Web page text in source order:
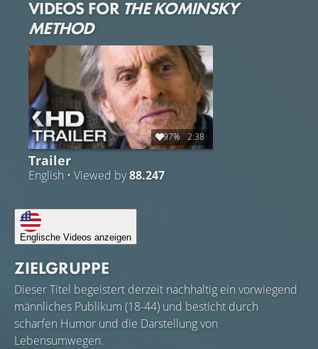
VIDEOS FOR THE KOMINSKY
METHOD
97% 2:38
Trailer
English • Viewed by88.247
Englische Videos anzeigen
ZIELGRUPPE
Dieser Titel begeistert derzeit nachhaltig ein vorwiegend
männliches Publikum (18-44) und besticht durch
scharfen Humor und die Darstellung von
Lebensumwegen.